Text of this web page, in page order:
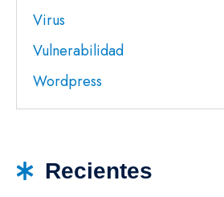
Virus
Vulnerabilidad
Wordpress
Recientes